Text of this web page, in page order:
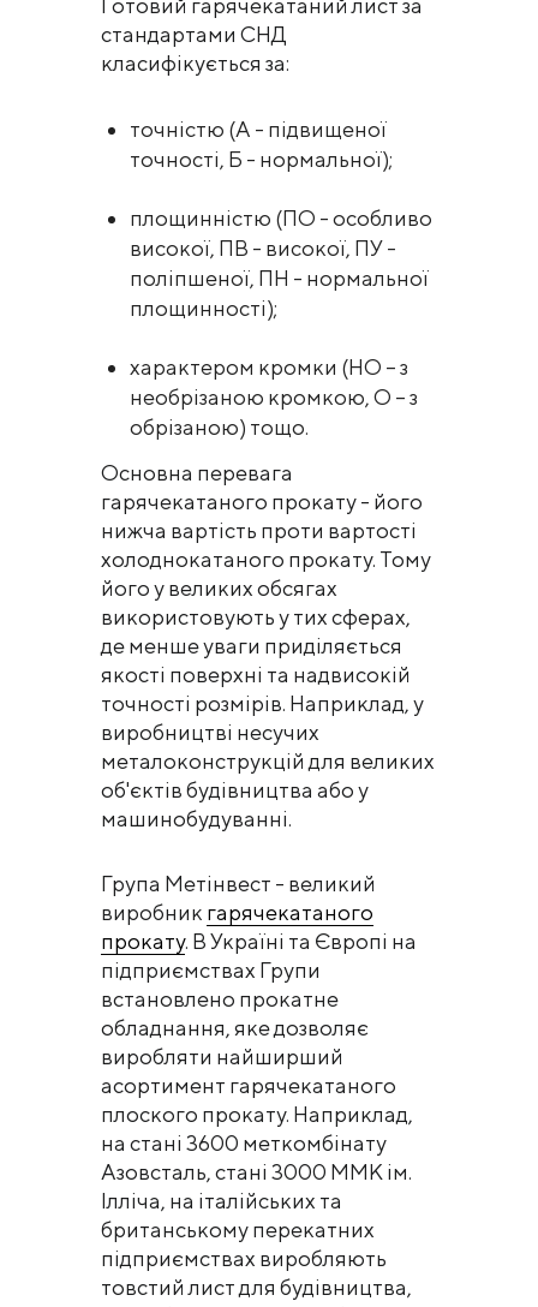
Готовий гарячекатаний лист за
стандартами СНД
класифікується за:
точністю (А - підвищеної
точності, Б - нормальної);
площинністю (ПО - особливо
високої, ПВ - високої, ПУ -
поліпшеної, ПН - нормальної
площинності);
характером кромки (НО – з
необрізаною кромкою, О – з
обрізаною) тощо.
Основна перевага
гарячекатаного прокату - його
нижча вартість проти вартості
холоднокатаного прокату. Тому
його у великих обсягах
використовують у тих сферах,
де менше уваги приділяється
якості поверхні та надвисокій
точності розмірів. Наприклад, у
виробництві несучих
металоконструкцій для великих
об'єктів будівництва або у
машинобудуванні.
Група Метінвест - великий
виробник гарячекатаного
прокату. В Україні та Європі на
підприємствах Групи
встановлено прокатне
обладнання, яке дозволяє
виробляти найширший
асортимент гарячекатаного
плоского прокату. Наприклад,
на стані 3600 меткомбінату
Азовсталь, стані 3000 ММК ім.
Ілліча, на італійських та
британському перекатних
підприємствах виробляють
товстий лист для будівництва,